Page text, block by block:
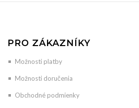
PRO ZÁKAZNÍKY
Možnosti platby
Možnosti doručenia
Obchodné podmienky